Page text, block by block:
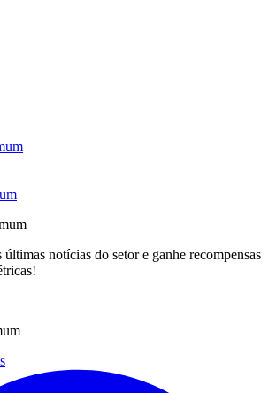
notícias do setor e ganhe recompensas